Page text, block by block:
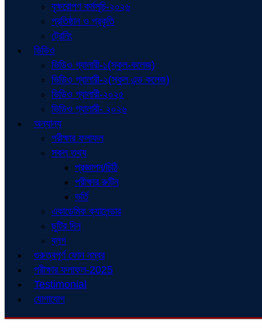
বৃক্ষরোপণ কর্মসূচি-২০২৬
প্রতিষ্ঠান ও প্রকৃতি
ট্রেনিং
ভিডিও
ভিডিও গ্যালারী-১(স্কুল-কলেজ)
ভিডিও গ্যালারী-২(স্কুল এন্ড কলেজ)
ভিডিও গ্যালারী-২০২৫
ভিডিও গ্যালারী- ২০২৬
অন্যান্য
পরীক্ষার ফলাফল
সকল তথ্য
প্রজ্ঞাপন/চিঠি
পরীক্ষার রুটিন
ভর্তি
একাডেমিক ক্যালেন্ডার
ছুটির দিন
ব্লগ
গুরুত্বপূর্ণ ফোন নম্বর
পরীক্ষার ফলাফল-2025
Testimonial
যোগাযোগ